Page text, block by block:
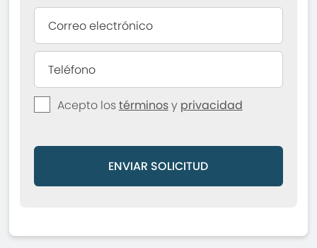
Acepto lostérminosy privacidad
ENVIAR SOLICITUD